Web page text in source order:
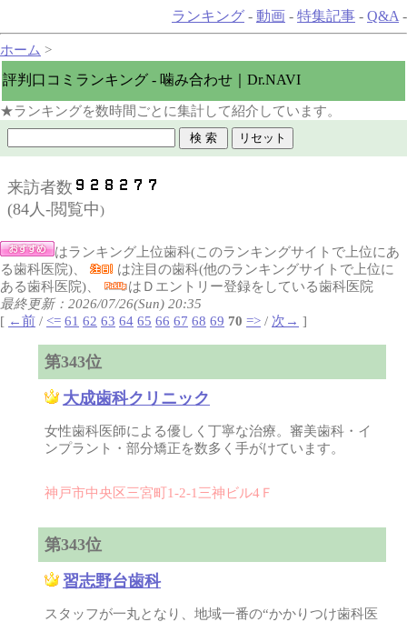
ランキング - 動画 - 特集記事 - Q&A -
ホーム >
評判口コミランキング - 噛み合わせ｜Dr.NAVI
★ランキングを数時間ごとに集計して紹介しています。
来訪者数
(84人-閲覧中)
はランキング上位歯科(このランキングサイトで上位にあ
る歯科医院)、
は注目の歯科(他のランキングサイトで上位に
ある歯科医院)、
はＤエントリー登録をしている歯科医院
最終更新：2026/07/26(Sun) 20:35
[ ←前 / <= 61 62 63 64 65 66 67 68 69 70 => / 次→ ]
第343位
大成歯科クリニック
女性歯科医師による優しく丁寧な治療。審美歯科・イ
ンプラント・部分矯正を数多く手がけています。
神戸市中央区三宮町1-2-1三神ビル4Ｆ
第343位
習志野台歯科
スタッフが一丸となり、地域一番の“かかりつけ歯科医